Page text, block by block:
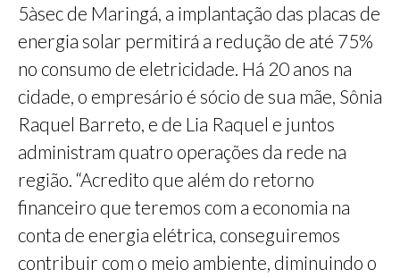
5àsec de Maringá, a implantação das placas de
energia solar permitirá a redução de até 75%
no consumo de eletricidade. Há 20 anos na
cidade, o empresário é sócio de sua mãe, Sônia
Raquel Barreto, e de Lia Raquel e juntos
administram quatro operações da rede na
região. “Acredito que além do retorno
financeiro que teremos com a economia na
conta de energia elétrica, conseguiremos
contribuir com o meio ambiente, diminuindo o